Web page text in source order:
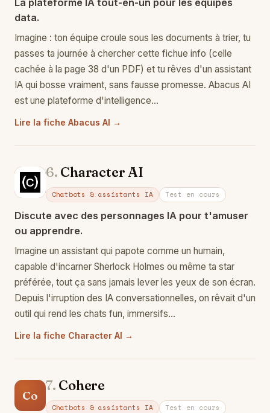
La plateforme IA tout-en-un pour les équipes
data.
Imagine : ton équipe croule sous les documents à trier, tu
passes ta journée à chercher cette fichue info (celle
cachée à la page 38 d'un PDF) et tu rêves d'un assistant
IA qui bosse vraiment, sans fausse promesse. Abacus AI
est une plateforme d'intelligence…
Lire la fiche Abacus AI →
Ch
6. Character AI
Chatbots & assistants IA Test en cours
Discute avec des personnages IA pour t'amuser
ou apprendre.
Imagine un assistant qui papote comme un humain,
capable d'incarner Sherlock Holmes ou même ta star
préférée, tout ça sans jamais lever les yeux de son écran.
Depuis l'irruption des IA conversationnelles, on rêvait d'un
outil qui rend les chats fun, immersifs…
Lire la fiche Character AI →
Co
7. Cohere
Chatbots & assistants IA Test en cours